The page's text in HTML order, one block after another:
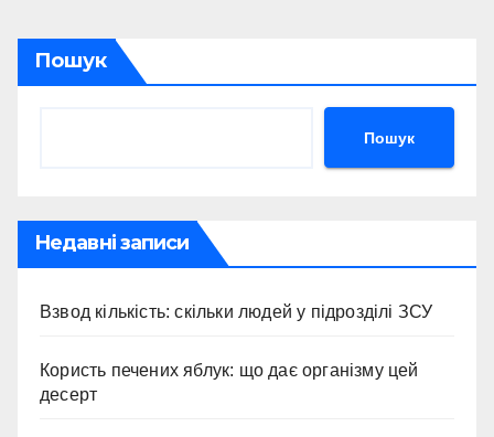
Пошук
Пошук
Недавні записи
Взвод кількість: скільки людей у підрозділі ЗСУ
Користь печених яблук: що дає організму цей
десерт